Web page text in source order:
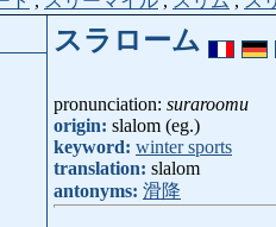
スラローム
pronunciation: suraroomu
origin: slalom (eg.)
keyword: winter sports
translation: slalom
antonyms: 滑降